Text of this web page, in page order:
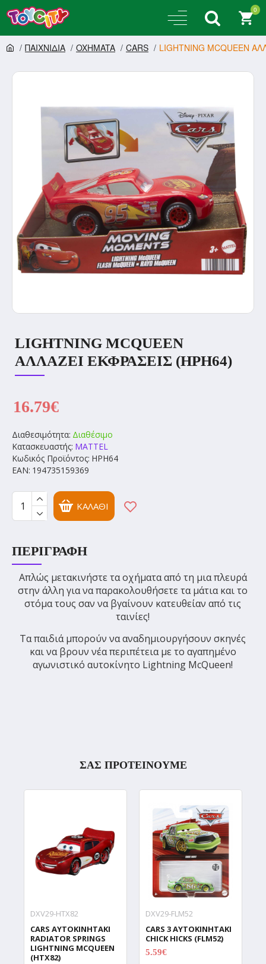
0
ΠΑΙΧΝΙΔΙΑ OXHMATA CARS LIGHTNING MCQUEEN
LIGHTNING MCQUEEN
ΑΛΛΑΖΕΙ ΕΚΦΡΑΣΕΙΣ (HPH64)
Διαθεσιμότητα: Διαθέσιμο
Κατασκευαστής: MATTEL
Κωδικός Προϊόντος: HPH64
EAN: 194735159369
16.79€
ΚΑΛΆΘΙ
ΠΕΡΙΓΡΑΦΉ
Απλώς μετακινήστε τα οχήματα από τη μια πλευρά
στην άλλη για να παρακολουθήσετε τα μάτια και το
στόμα τους σαν να βγαίνουν κατευθείαν από τις
ταινίες!
Τα παιδιά μπορούν να αναδημιουργήσουν σκηνές
και να βρουν νέα περιπέτεια με το αγαπημένο
αγωνιστικό αυτοκίνητο Lightning McQueen!
ΣΑΣ ΠΡΟΤΕΙΝΟΥΜΕ
DXV29-HTX82
CARS ΑΥΤΟΚΙΝΗΤΑΚΙ
RADIATOR SPRINGS
LIGHTNING MCQUEEN
(HTX82)
DXV29-FLM52
CARS 3 ΑΥΤΟΚΙΝΗΤΑΚΙ
CHICK HICKS (FLM52)
5.59€